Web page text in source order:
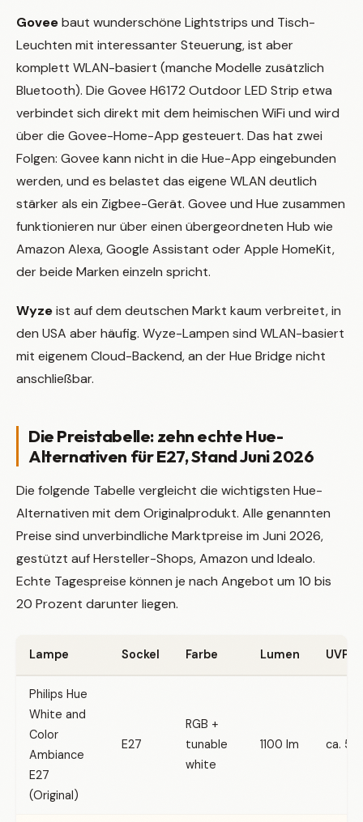
Goveebaut wunderschöne Lightstrips und Tisch-
Leuchten mit interessanter Steuerung, ist aber
komplett WLAN-basiert (manche Modelle zusätzlich
Bluetooth). Die Govee H6172 Outdoor LED Strip etwa
verbindet sich direkt mit dem heimischen WiFi und wird
über die Govee-Home-App gesteuert. Das hat zwei
Folgen: Govee kann nicht in die Hue-App eingebunden
werden, und es belastet das eigene WLAN deutlich
stärker als ein Zigbee-Gerät. Govee und Hue zusammen
funktionieren nur über einen übergeordneten Hub wie
Amazon Alexa, Google Assistant oder Apple HomeKit,
der beide Marken einzeln spricht.
Wyzeist auf dem deutschen Markt kaum verbreitet, in
den USA aber häufig. Wyze-Lampen sind WLAN-basiert
mit eigenem Cloud-Backend, an der Hue Bridge nicht
anschließbar.
Die Preistabelle: zehn echte Hue-
Alternativen für E27, Stand Juni 2026
Die folgende Tabelle vergleicht die wichtigsten Hue-
Alternativen mit dem Originalprodukt. Alle genannten
Preise sind unverbindliche Marktpreise im Juni 2026,
gestützt auf Hersteller-Shops, Amazon und Idealo.
Echte Tagespreise können je nach Angebot um 10 bis
20 Prozent darunter liegen.
Lampe Sockel Farbe Lumen UVP
Philips Hue
White and
Color
Ambiance
E27
(Original)
E27
RGB +
tunable
white
1100 lm ca. 50